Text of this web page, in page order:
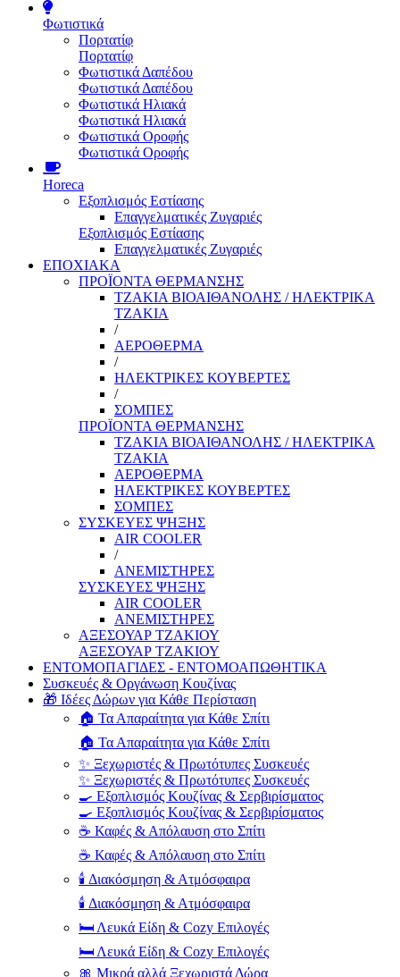
Φωτιστικά
Πορτατίφ
Πορτατίφ
Φωτιστικά Δαπέδου
Φωτιστικά Δαπέδου
Φωτιστικά Ηλιακά
Φωτιστικά Ηλιακά
Φωτιστικά Οροφής
Φωτιστικά Οροφής
Horeca
Εξοπλισμός Εστίασης
Επαγγελματικές Ζυγαριές
Εξοπλισμός Εστίασης
Επαγγελματικές Ζυγαριές
ΕΠΟΧΙΑΚΑ
ΠΡΟΪΟΝΤΑ ΘΕΡΜΑΝΣΗΣ
ΤΖΑΚΙΑ ΒΙΟΑΙΘΑΝΟΛΗΣ / ΗΛΕΚΤΡΙΚΑ
ΤΖΑΚΙΑ
/
ΑΕΡΟΘΕΡΜΑ
/
ΗΛΕΚΤΡΙΚΕΣ ΚΟΥΒΕΡΤΕΣ
/
ΣΟΜΠΕΣ
ΠΡΟΪΟΝΤΑ ΘΕΡΜΑΝΣΗΣ
ΤΖΑΚΙΑ ΒΙΟΑΙΘΑΝΟΛΗΣ / ΗΛΕΚΤΡΙΚΑ
ΤΖΑΚΙΑ
ΑΕΡΟΘΕΡΜΑ
ΗΛΕΚΤΡΙΚΕΣ ΚΟΥΒΕΡΤΕΣ
ΣΟΜΠΕΣ
ΣΥΣΚΕΥΕΣ ΨΗΞΗΣ
AIR COOLER
/
ΑΝΕΜΙΣΤΗΡΕΣ
ΣΥΣΚΕΥΕΣ ΨΗΞΗΣ
AIR COOLER
ΑΝΕΜΙΣΤΗΡΕΣ
ΑΞΕΣΟΥΑΡ ΤΖΑΚΙΟΥ
ΑΞΕΣΟΥΑΡ ΤΖΑΚΙΟΥ
ΕΝΤΟΜΟΠΑΓΙΔΕΣ - ΕΝΤΟΜΟΑΠΩΘΗΤΙΚΑ
Συσκευές & Οργάνωση Κουζίνας
🎁 Ιδέες Δώρων για Κάθε Περίσταση
🏠 Τα Απαραίτητα για Κάθε Σπίτι
🏠 Τα Απαραίτητα για Κάθε Σπίτι
✨ Ξεχωριστές & Πρωτότυπες Συσκευές
✨ Ξεχωριστές & Πρωτότυπες Συσκευές
🍳 Εξοπλισμός Κουζίνας & Σερβιρίσματος
🍳 Εξοπλισμός Κουζίνας & Σερβιρίσματος
☕ Καφές & Απόλαυση στο Σπίτι
☕ Καφές & Απόλαυση στο Σπίτι
🕯️ Διακόσμηση & Ατμόσφαιρα
🕯️ Διακόσμηση & Ατμόσφαιρα
🛏️ Λευκά Είδη & Cozy Επιλογές
🛏️ Λευκά Είδη & Cozy Επιλογές
🎀 Μικρά αλλά Ξεχωριστά Δώρα